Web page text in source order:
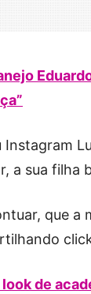
Instagram
a sua filha
que a
de